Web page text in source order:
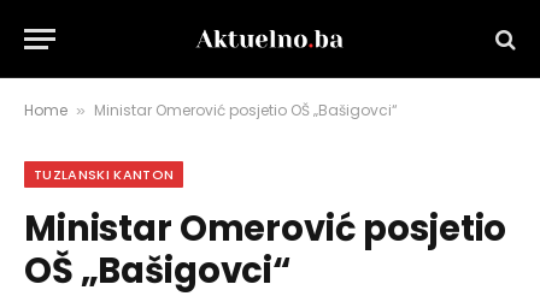
Home » Ministar Omerović posjetio OŠ „Bašigovci“
TUZLANSKI KANTON
Ministar Omerović posjetio
OŠ „Bašigovci“